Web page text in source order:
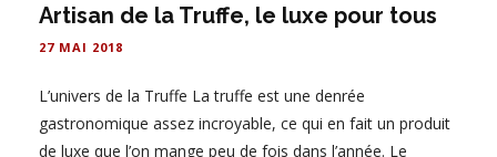
Artisan de la Truffe, le luxe pour tous
27 MAI 2018
L’univers de la Truffe La truffe est une denrée
gastronomique assez incroyable, ce qui en fait un produit
de luxe que l’on mange peu de fois dans l’année. Le